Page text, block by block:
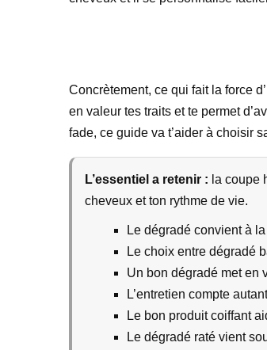
Concrètement, ce qui fait la force
en valeur tes traits et te permet
fade, ce guide va t’aider à choisir
L’essentiel a retenir : la coupe
cheveux et ton rythme de vie.
Le dégradé convient à
Le choix entre dégradé
Un bon dégradé met en
L’entretien compte
Le bon produit coiffant
Le dégradé raté vient